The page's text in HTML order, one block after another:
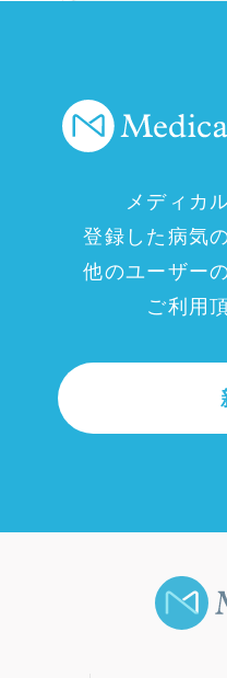
メディカ
登録した病気
他のユーザー
ご利用